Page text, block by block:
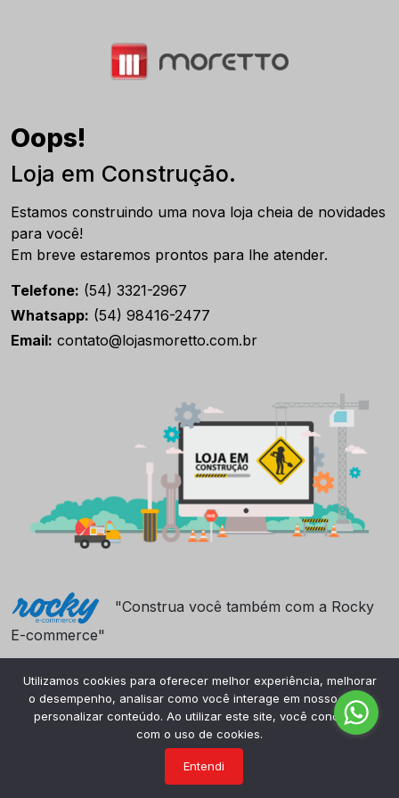
Oops!
Loja em Construção.
Estamos construindo uma nova loja cheia de novidades
para você!
Em breve estaremos prontos para lhe atender.
Telefone: (54) 3321-2967
Whatsapp: (54) 98416-2477
Email: contato@lojasmoretto.com.br
"Construa você também com a Rocky
E-commerce"
Utilizamos cookies para oferecer melhor experiência, melhorar
o desempenho, analisar como você interage em nosso site e
personalizar conteúdo. Ao utilizar este site, você concorda
com o uso de cookies.
Entendi